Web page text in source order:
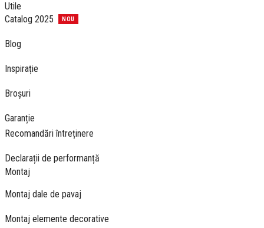
Utile
Catalog 2025
NOU
Blog
Inspirație
Broșuri
Garanție
Recomandări întreținere
Declarații de performanță
Montaj
Montaj dale de pavaj
Montaj elemente decorative